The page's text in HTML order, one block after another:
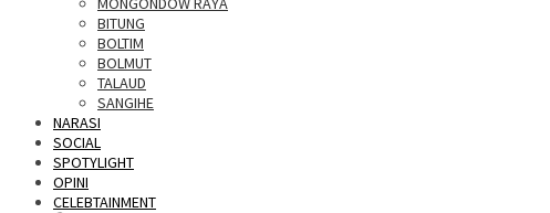
BITUNG
BOLTIM
BOLMUT
TALAUD
SANGIHE
NARASI
SOCIAL
SPOTYLIGHT
OPINI
CELEBTAINMENT